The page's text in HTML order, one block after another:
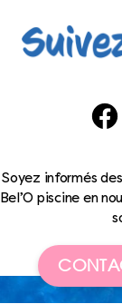
Soyez informés
Bel’O piscine en